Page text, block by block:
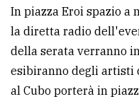
policy
Cookie
policy
In piazza Eroi spazio a
la diretta radio
della serata verranno
esibiranno degli artisti
al Cubo porterà in